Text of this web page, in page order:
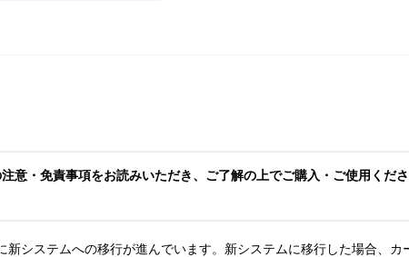
意・免責事項をお読みいただき、ご了解の上でご購入・ご使用くださ
新システムへの移行が進んでいます。新システムに移行した場合、カ